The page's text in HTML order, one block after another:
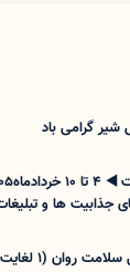
جذابیت ‌ها و
(۱ لغایت ۳۱ خرداد)